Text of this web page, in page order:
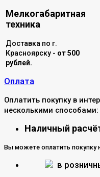
Мелкогабаритная
техника
Доставка по г.
Красноярску - от 500
рублей.
Оплата
Оплатить покупку в
несколькими способами:
Наличный
Вы можете оплатить покупку
в